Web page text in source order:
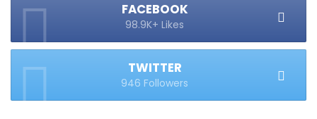
FACEBOOK
98.9K+ Likes
TWITTER
946 Followers